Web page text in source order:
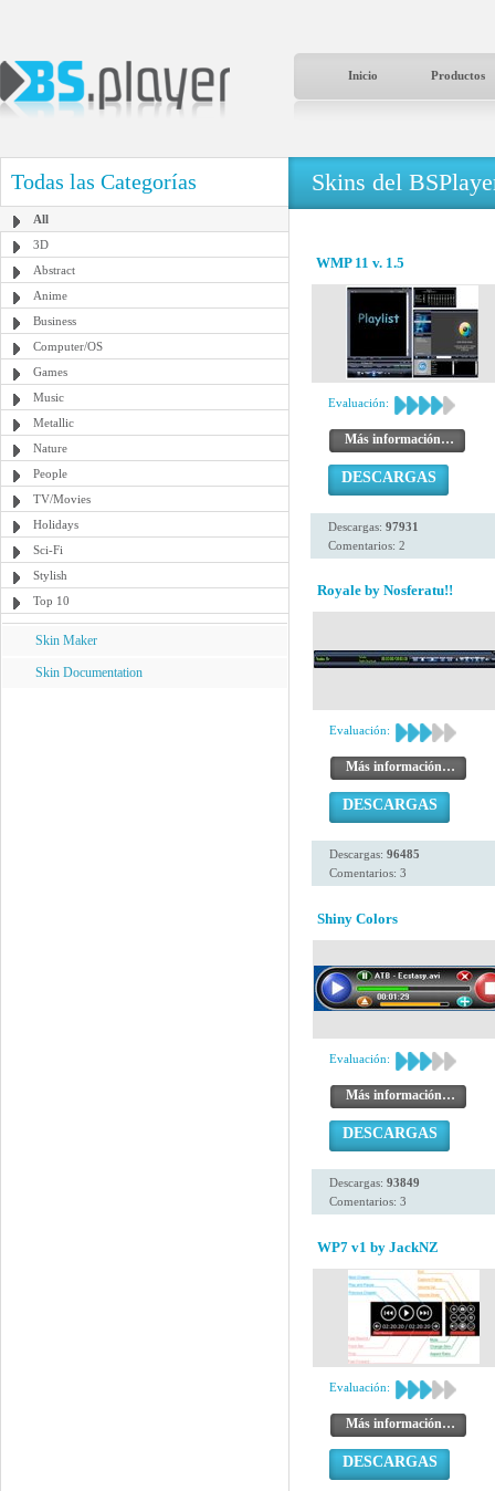
Inicio Productos
Todas las Categorías
All
3D
Abstract
Anime
Business
Computer/OS
Games
Music
Metallic
Nature
People
TV/Movies
Holidays
Sci-Fi
Stylish
Top 10
Skin Maker
Skin Documentation
Skins del
WMP 11 v. 1.5
Evaluación:
Más información…
DESCARGAS
Descargas: 97931
Comentarios: 2
Royale by Nosferatu!!
Evaluación:
Más información…
DESCARGAS
Descargas: 96485
Comentarios: 3
Shiny Colors
Evaluación:
Más información…
DESCARGAS
Descargas: 93849
Comentarios: 3
WP7 v1 by JackNZ
Evaluación:
Más información…
DESCARGAS